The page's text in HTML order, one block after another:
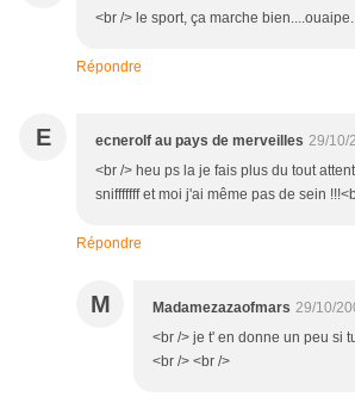
<br /> le sport, ça marche
Répondre
E ecnerolf au pays de merveilles 29/10/
<br /> heu ps la je fais plus du tout
snifffffff et moi j'ai même pas de sein
Répondre
M Madamezazaofmars 29/10/
<br /> je t' en donne un peu si
<br /> <br />